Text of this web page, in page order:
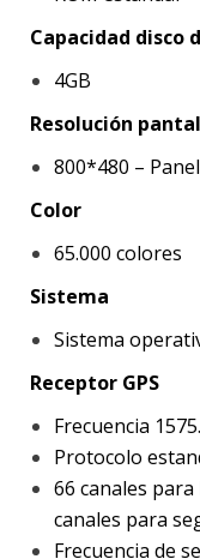
Capacidad disco
4GB
Resolución
800*480 –
Color
65.000 colores
Sistema
Sistema
Receptor GPS
Frecuencia
Protocolo
66 canales
canales para
Frecuencia de